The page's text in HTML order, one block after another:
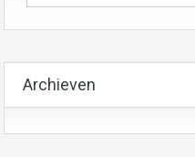
Archieven